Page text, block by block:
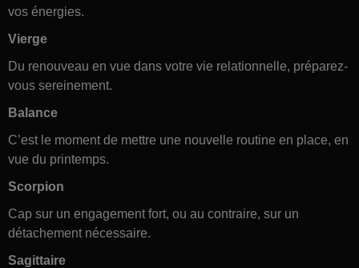
vos énergies.
Vierge
Du renouveau en vue dans votre vie relationnelle, préparez-
vous sereinement.
Balance
C’est le moment de mettre une nouvelle routine en place, en
vue du printemps.
Scorpion
Cap sur un engagement fort, ou au contraire, sur un
détachement nécessaire.
Sagittaire